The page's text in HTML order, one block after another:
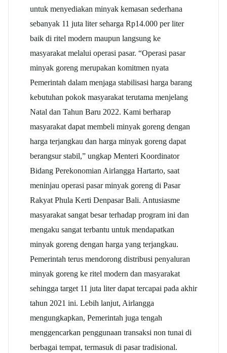
untuk menyediakan minyak kemasan sederhana
sebanyak 11 juta liter seharga Rp14.000 per liter
baik di ritel modern maupun langsung ke
masyarakat melalui operasi pasar. “Operasi pasar
minyak goreng merupakan komitmen nyata
Pemerintah dalam menjaga stabilisasi harga barang
kebutuhan pokok masyarakat terutama menjelang
Natal dan Tahun Baru 2022. Kami berharap
masyarakat dapat membeli minyak goreng dengan
harga terjangkau dan harga minyak goreng dapat
berangsur stabil,” ungkap Menteri Koordinator
Bidang Perekonomian Airlangga Hartarto, saat
meninjau operasi pasar minyak goreng di Pasar
Rakyat Phula Kerti Denpasar Bali. Antusiasme
masyarakat sangat besar terhadap program ini dan
mengaku sangat terbantu untuk mendapatkan
minyak goreng dengan harga yang terjangkau.
Pemerintah terus mendorong distribusi penyaluran
minyak goreng ke ritel modern dan masyarakat
sehingga target 11 juta liter dapat tercapai pada akhir
tahun 2021 ini. Lebih lanjut, Airlangga
mengungkapkan, Pemerintah juga tengah
menggencarkan penggunaan transaksi non tunai di
berbagai tempat, termasuk di pasar tradisional.